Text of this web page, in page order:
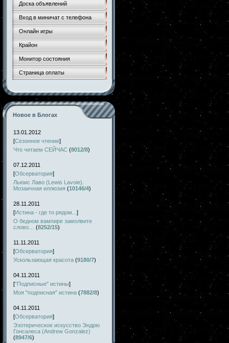
Доска объявлений
Вход в миничат с телефона
Онлайн игры
Крайон
Монитор состояния
Страница оплаты
Новое в Блогах
13.01.2012
[Сезонное чтение]
Что читаем СЕЙЧАС (8012/8)
07.12.2011
[Обсерватория]
Льюис Лаво (Lewis Lavoie).
Мозаичная иллюзия (10146/4)
28.11.2011
[Истина - где то рядом... ]
О бедном вампире замолвите
слово…
(8252/15)
11.11.2011
[Обсерватория]
Ускользающая красота (9180/7)
04.11.2011
["Подписные" истины]
Моя "подписная" истина (7882/8)
04.11.2011
[Обсерватория]
Эзотерическое искусство Эндрю
Гонсалеса (Andrew Gonzalez)
(8947/6)